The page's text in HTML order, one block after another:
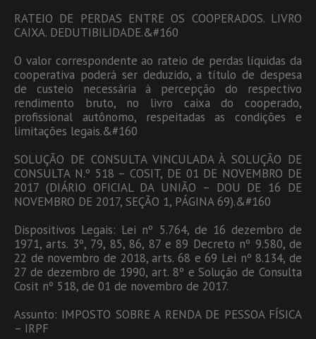
RATEIO DE PERDAS ENTRE OS COOPERADOS. LIVRO
CAIXA. DEDUTIBILIDADE.&#160
O valor correspondente ao rateio de perdas líquidas da
cooperativa poderá ser deduzido, a título de despesa
de custeio necessária à percepção do respectivo
rendimento bruto, no livro caixa do cooperado,
profissional autônomo, respeitadas as condições e
limitações legais.&#160
SOLUÇÃO DE CONSULTA VINCULADA À SOLUÇÃO DE
CONSULTA N.º 518 – COSIT, DE 01 DE NOVEMBRO DE
2017 (DIÁRIO OFICIAL DA UNIÃO – DOU DE 16 DE
NOVEMBRO DE 2017, SEÇÃO 1, PÁGINA 69).&#160
Dispositivos Legais: Lei nº 5.764, de 16 dezembro de
1971, arts. 3º, 79, 85, 86, 87 e 89 Decreto nº 9.580, de
22 de novembro de 2018, arts. 68 e 69 Lei nº 8.134, de
27 de dezembro de 1990, art. 8º e Solução de Consulta
Cosit nº 518, de 01 de novembro de 2017.
Assunto: IMPOSTO SOBRE A RENDA DE PESSOA FÍSICA
– IRPF